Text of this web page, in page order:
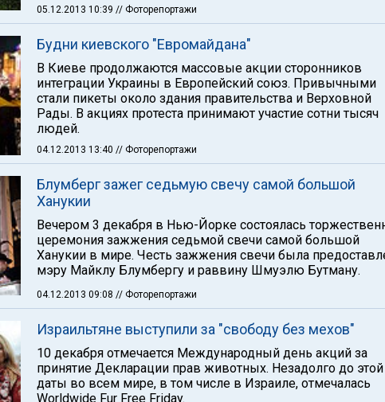
05.12.2013 10:39 // Фоторепортажи
Будни киевского "Евромайдана"
В Киеве продолжаются массовые акции сторонников
интеграции Украины в Европейский союз. Привычными
стали пикеты около здания правительства и Верховной
Рады. В акциях протеста принимают участие сотни тысяч
людей.
04.12.2013 13:40 // Фоторепортажи
Блумберг зажег седьмую свечу самой большой
Ханукии
Вечером 3 декабря в Нью-Йорке состоялась
церемония зажжения седьмой свечи самой большой
Ханукии в мире. Честь зажжения свечи была
мэру Майклу Блумбергу и раввину Шмуэлю Бутману.
04.12.2013 09:08 // Фоторепортажи
Израильтяне выступили за "свободу без мехов"
10 декабря отмечается Международный день акций за
принятие Декларации прав животных. Незадолго до этой
даты во всем мире, в том числе в Израиле, отмечалась
Worldwide Fur Free Friday.